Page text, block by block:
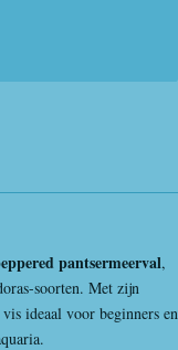
pantsermeerval,
soorten. Met zijn
ideaal voor beginners en